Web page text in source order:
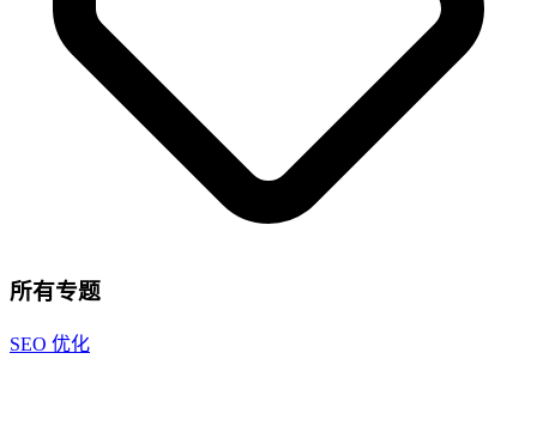
所有专题
SEO 优化